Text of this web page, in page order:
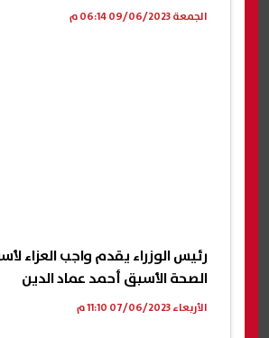
الجمعة 09/06/2023 06:14 م
رئيس الوزراء يقدم واجب العزاء
الصحة الأسبق أحمد عماد الدين
الأربعاء 07/06/2023 11:10 م